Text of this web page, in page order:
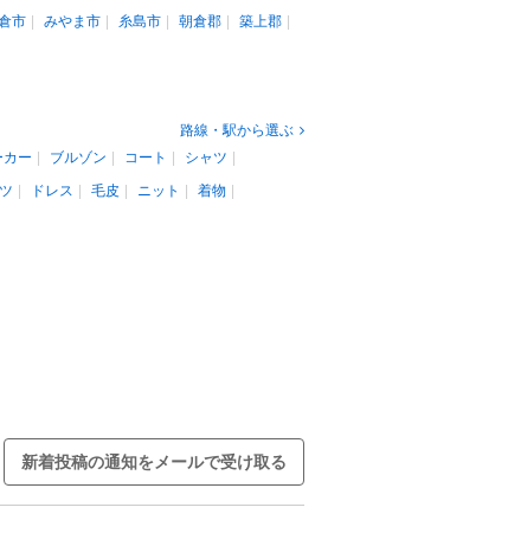
市 みやま市 糸島市 朝倉郡
築上郡
路線・駅から選ぶ
カー ブルゾン コート
シャツ
ドレス 毛皮 ニット
着物
新着投稿の通知をメールで受け取る